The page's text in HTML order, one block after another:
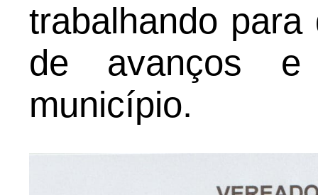
trabalhando
de avanços
município.